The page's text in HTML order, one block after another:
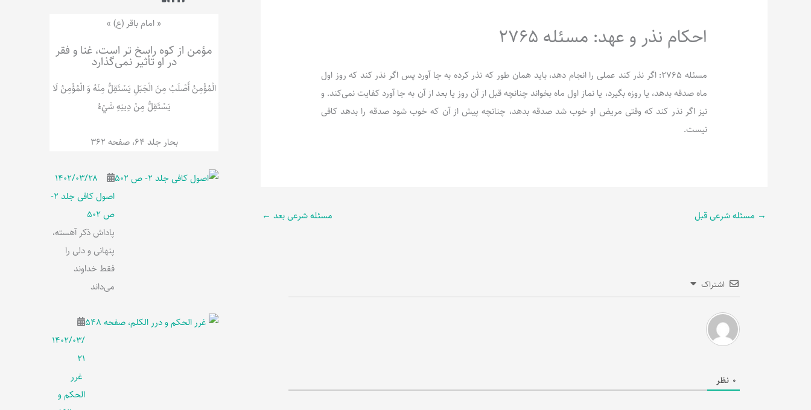
ه
احکام نذر و عهد: مسئله 2765
مسئله 2765: اگر نذر کند عملی را انجام دهد، باید همان طور که نذر کرده به جا آورد پس اگر نذر کند که روز اول
ماه صدقه بدهد، یا روزه بگیرد، یا نماز اول ماه بخواند چنانچه قبل از آن روز یا بعد از آن به جا آورد کفایت نمی‌کند. و
نیز اگر نذر کند که وقتی مریض او خوب شد صدقه بدهد، چنانچه پیش از آن که خوب شود صدقه را بدهد کافی
نیست.
→ مسئله شرعی قبل مسئله شرعی بعد ←
اشتراک
0 نظر
« امام باقر (ع) »
مؤمن از کوه راسخ تر است، غنا و فقر
در او تأثیر نمی‌گذارد
الْمُؤْمِنُ‌ أَصْلَبُ‌ مِنَ‌ الْجَبَلِ‌ یَسْتَقِلُّ مِنْهُ وَ الْمُؤْمِنُ لَا
يَسْتَقِلُّ مِنْ دِينِهِ شَيْ‌ءٌ
بحار جلد 64، صفحه 362
۱۴۰۲/۰۳/۲۸
اصول کافی جلد 2-
ص 502
پاداش ذکر آهسته،
پنهانی و دلی را
فقط خداوند
می‌داند
۱۴۰۲/۰۳/
۲۱
غرر
الحکم و